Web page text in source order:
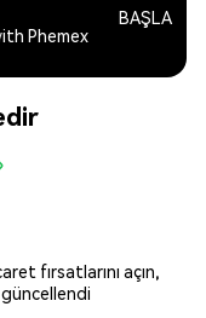
Phemex
BAŞLA
fırsatlarını açın,